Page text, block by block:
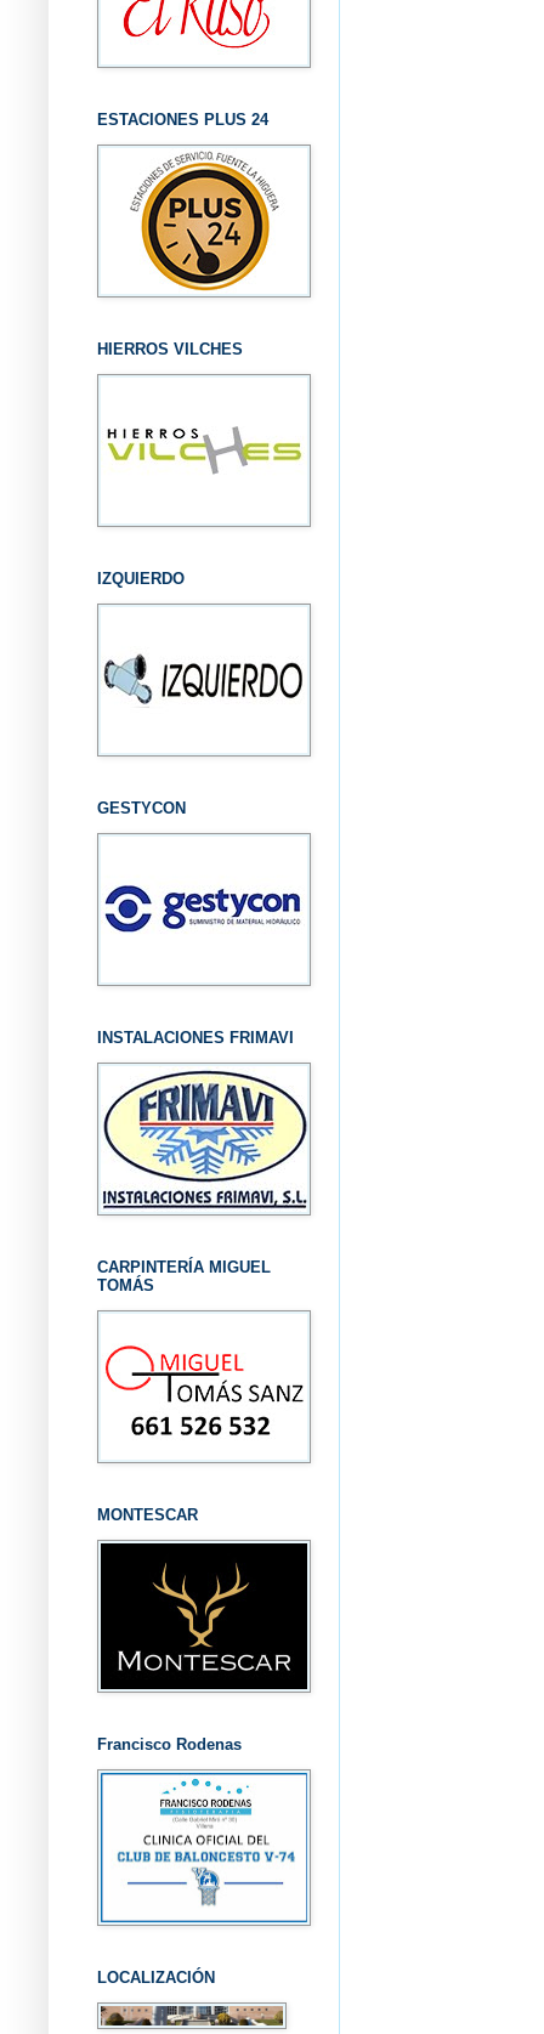
ESTACIONES PLUS 24
HIERROS VILCHES
IZQUIERDO
GESTYCON
INSTALACIONES FRIMAVI
CARPINTERÍA MIGUEL
TOMÁS
MONTESCAR
Francisco Rodenas
LOCALIZACIÓN